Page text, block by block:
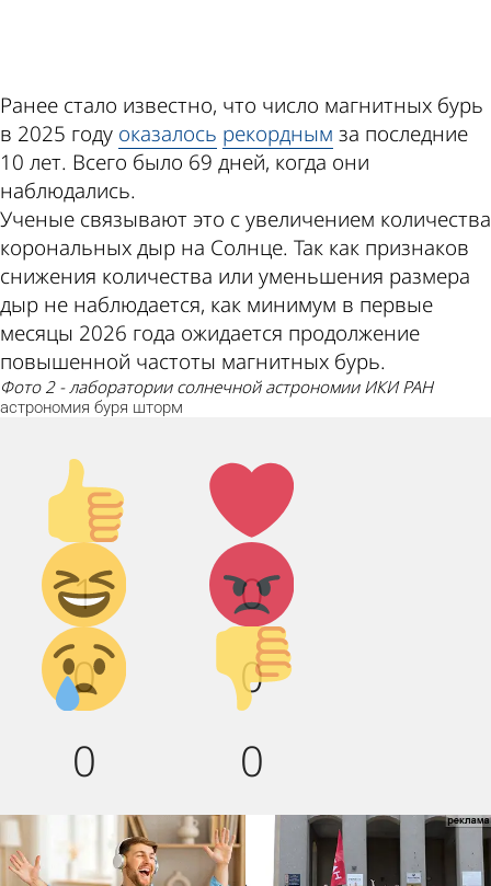
Ранее стало известно, что число магнитных бурь
в 2025 году оказалось рекордным за последние
10 лет. Всего было 69 дней, когда они
наблюдались.
Ученые связывают это с увеличением количества
корональных дыр на Солнце. Так как признаков
снижения количества или уменьшения размера
дыр не наблюдается, как минимум в первые
месяцы 2026 года ожидается продолжение
повышенной частоты магнитных бурь.
фото 2 - лаборатории солнечной астрономии ИКИ РАН
астрономия буря шторм
Палец
вверх!
1
Лайк!
0
Дикий
смех!
0
Агрессия!
0
Грусть :(
0
Палец
вниз!
0